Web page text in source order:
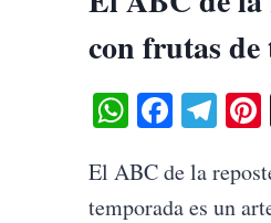
con frutas
El ABC de la
temporada es un